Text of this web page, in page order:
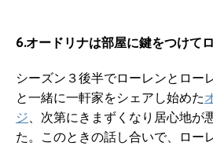
6.オードリナは部屋に鍵をつけて
シーズン３後半でローレンとロー
と一緒に一軒家をシェアし始めた
ジ、次第にきまずくなり居心地が
た。このときの話し合いで、ロー